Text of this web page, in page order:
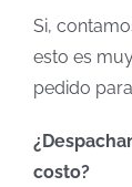
Si,
esto es
pedido
costo?